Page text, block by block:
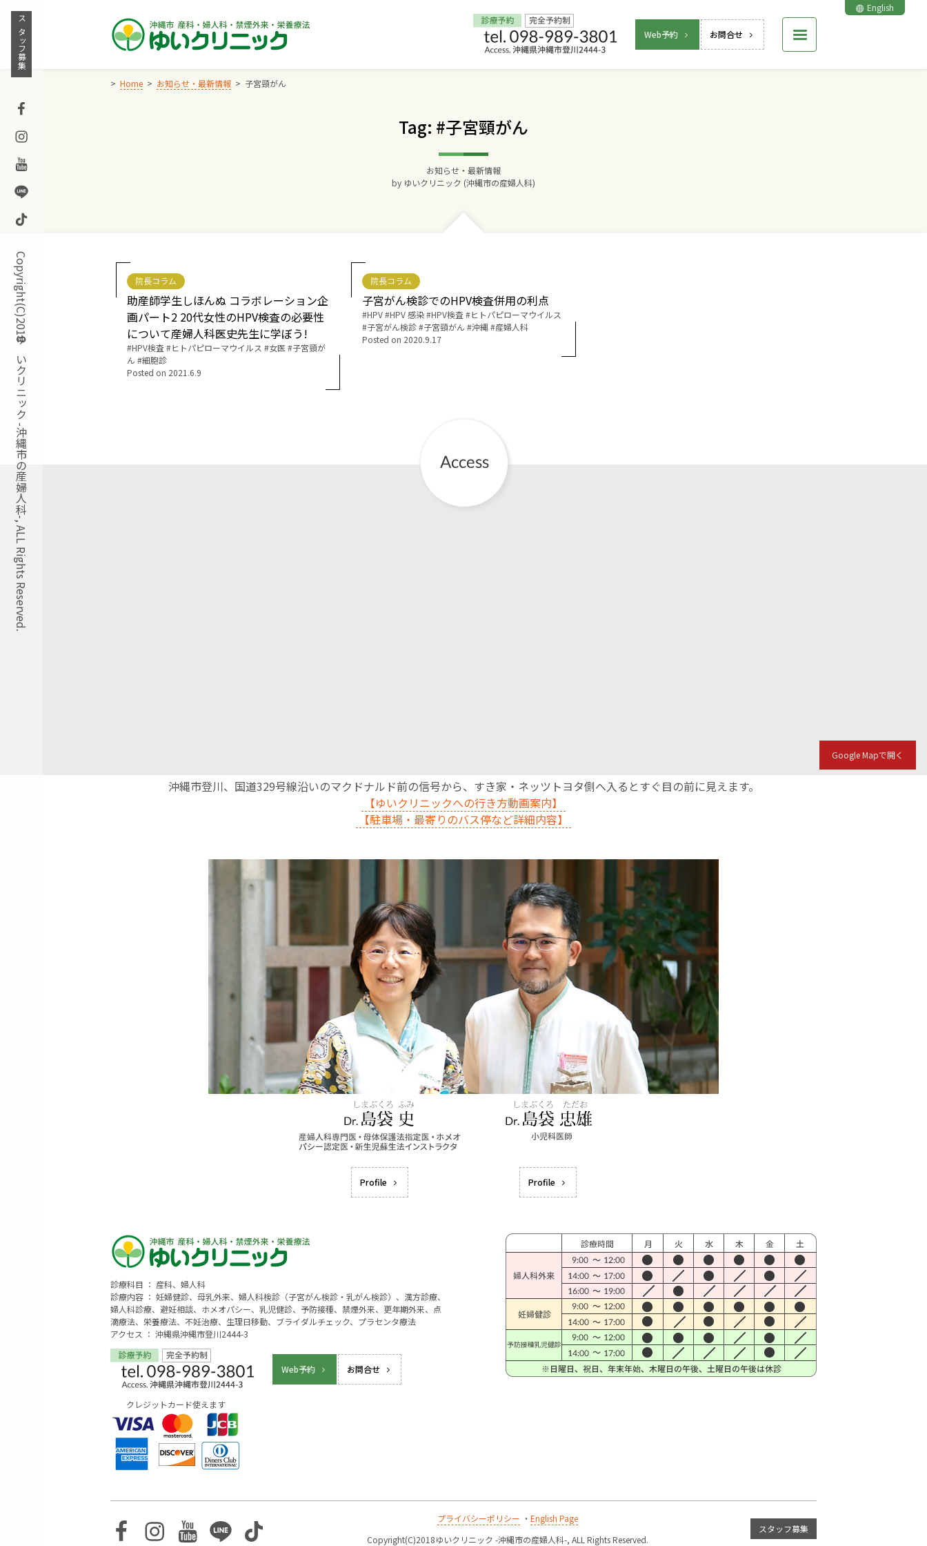
Skip
content
Web予約 お問合せ
English
スタッフ募集
Facebook
Instagram
Youtube
Line
TikTok
Copyright(C)2018ゆいクリニック -沖縄市の産婦人科-, ALL Rights Reserved.
Home お知らせ・最新情報 子宮頸がん
Tag: #子宮頸がん
お知らせ・最新情報
by ゆいクリニック (沖縄市の産婦人科)
院長コラム
助産師学生しほんぬ コラボレーション企
画パート2 20代女性のHPV検査の必要性
について産婦人科医史先生に学ぼう!
Tags:
HPV検査 ヒトパピローマウイルス 女医
子宮頸が
ん
細胞診
Posted on 2021.6.9
院長コラム
子宮がん検診でのHPV検査併用の利点
Tags:
HPV HPV 感染 HPV検査
ヒトパピローマウイルス
子宮がん検診
子宮頸がん 沖縄
産婦人科
Posted on 2020.9.17
Google Mapで開く
沖縄市登川、国道329号線沿いのマクドナルド前の信号から、すき家・ネッツトヨタ側へ入るとすぐ目の前に見えます。
【ゆいクリニックへの行き方動画案内】
【駐車場・最寄りのバス停など詳細内容】
Profile Profile
診療科目 ： 産科、婦人科
診療内容 ： 妊婦健診、母乳外来、婦人科検診（子宮がん検診・乳がん検診）、漢方診療、
婦人科診療、避妊相談、ホメオパシー、乳児健診、予防接種、禁煙外来、更年期外来、点
滴療法、栄養療法、不妊治療、生理日移動、ブライダルチェック、プラセンタ療法
アクセス ： 沖縄県沖縄市登川2444-3
Web予約 お問合せ
クレジットカード使えます
Facebook
Instagram
Youtube
LineTikTok プライバシーポリシー ・ English Page
Copyright(C)2018ゆいクリニック -沖縄市の産婦人科-, ALL Rights Reserved.
スタッフ募集
交通アクセス
院長からのごあいさつ
ゆいクリニックの経営理念
妊婦健診
お産について
予防接種
その他の診療内容